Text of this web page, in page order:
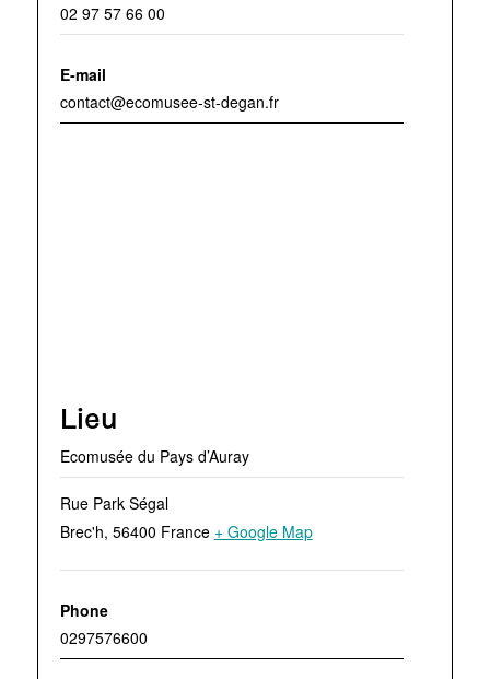
02 97 57 66 00
E-mail
contact@ecomusee-st-degan.fr
Lieu
Ecomusée du Pays d’Auray
Rue Park Ségal
Brec'h, 56400 France + Google Map
Phone
0297576600